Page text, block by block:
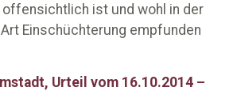
ist und wohl in der
Einschüchterung empfunden
Urteil vom 16.10.2014 –